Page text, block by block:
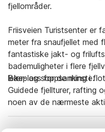
fjellområder.
Friisveien Turistsenter er
meter fra snaufjellet med
fantastiske jakt- og
bademuligheter i flere
lekeplass for de minste.
Bær- og soppsanking i
Guidede fjellturer, rafting
noen av de nærmeste
rett nedenfor kan man